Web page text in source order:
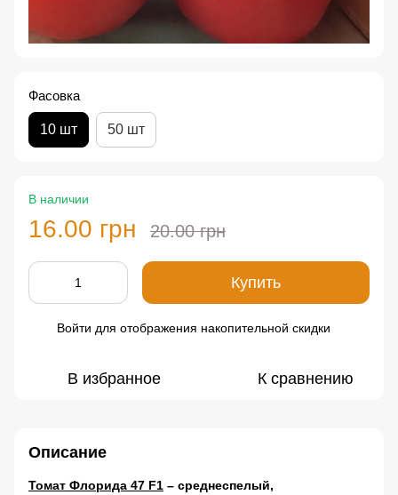
Фасовка
10 шт 50 шт
В наличии
16.00 грн 20.00 грн
Купить
Войти для отображения накопительной скидки
В избранное К сравнению
Описание
Томат Флорида 47 F1 – среднеспелый,